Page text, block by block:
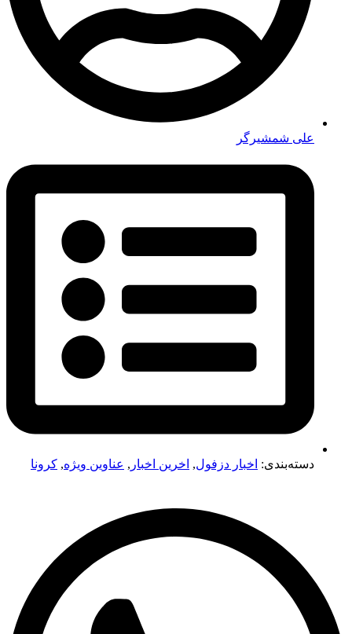
علی شمشیرگر
دسته‌بندی: اخبار دزفول, اخرین اخبار عناوین ویژه, کرونا